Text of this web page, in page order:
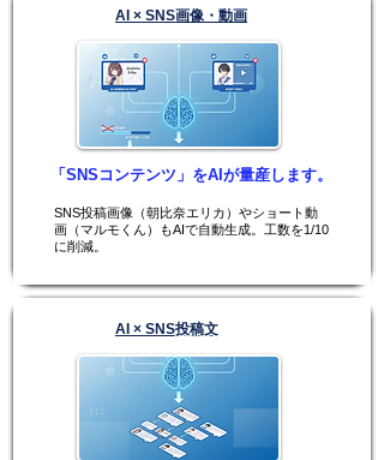
AI × SNS画像・動画
「SNSコンテンツ」をAIが量産します。
SNS投稿画像（朝比奈エリカ）やショート動
画（マルモくん）もAIで自動生成。工数を1/10
に削減。
AI × SNS投稿文